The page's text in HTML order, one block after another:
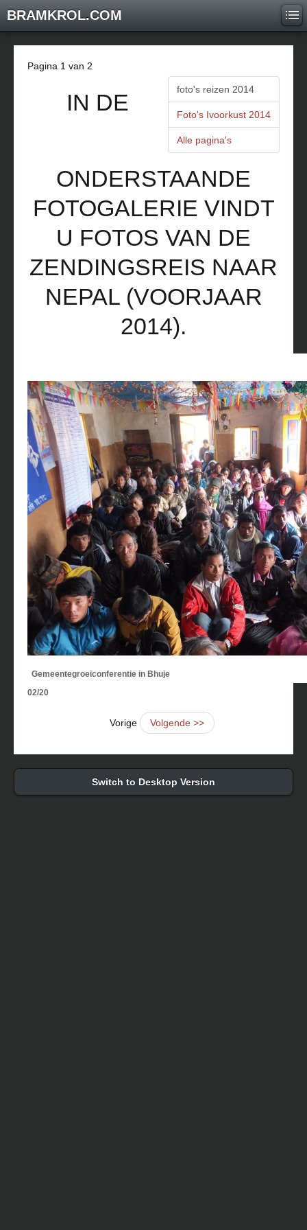
BRAMKROL.COM
foto's reizen 2014
Foto's Ivoorkust 2014
Alle pagina's
Pagina 1 van 2
IN DE
ONDERSTAANDE
FOTOGALERIE VINDT
U FOTOS VAN DE
ZENDINGSREIS NAAR
NEPAL (VOORJAAR
2014).
Gemeentegroeiconferentie in Bhuje
02/20
Vorige Volgende >>
Switch to Desktop Version